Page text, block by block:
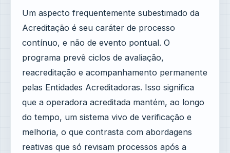
Um aspecto frequentemente subestimado da
Acreditação é seu caráter de processo
contínuo, e não de evento pontual. O
programa prevê ciclos de avaliação,
reacreditação e acompanhamento permanente
pelas Entidades Acreditadoras. Isso significa
que a operadora acreditada mantém, ao longo
do tempo, um sistema vivo de verificação e
melhoria, o que contrasta com abordagens
reativas que só revisam processos após a